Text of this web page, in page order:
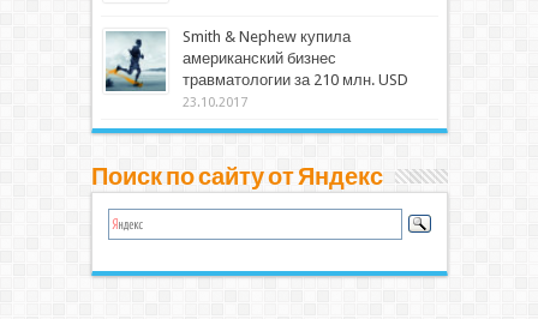
Smith & Nephew купила
американский бизнес
травматологии за 210 млн. USD
23.10.2017
Поиск по сайту от Яндекс